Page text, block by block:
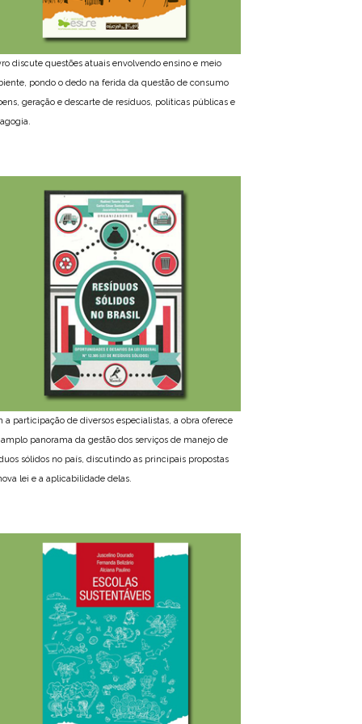
discute questões atuais envolvendo ensino e meio
pondo o dedo na ferida da questão de consumo
geração e descarte de resíduos, políticas públicas e
a participação de diversos especialistas, a obra oferece
panorama da gestão dos serviços de manejo de
sólidos no país, discutindo as principais propostas
lei e a aplicabilidade delas.